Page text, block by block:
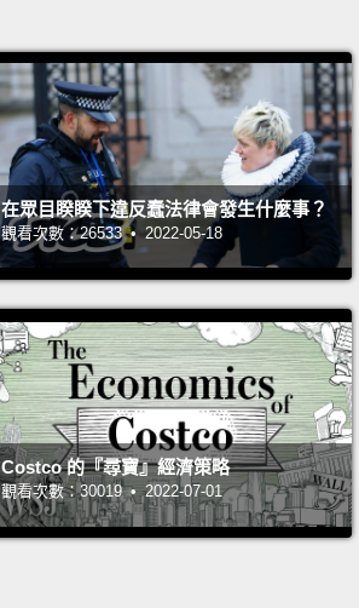
在眾目睽睽下違反蠢法律會發生什麼事？
觀看次數：26533 • 2022-05-18
Costco 的『尋寶』經濟策略
觀看次數：30019 • 2022-07-01